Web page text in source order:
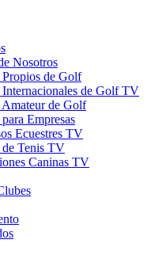
Nosotros
Propios de Golf
Internacionales de Golf TV
Amateur de Golf
Empresas
Ecuestres TV
de Tenis TV
Caninas TV